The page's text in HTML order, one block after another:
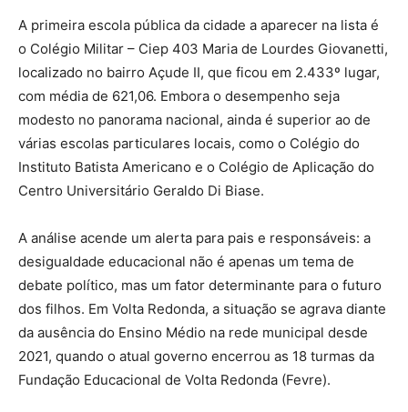
A primeira escola pública da cidade a aparecer na lista é
o Colégio Militar – Ciep 403 Maria de Lourdes Giovanetti,
localizado no bairro Açude II, que ficou em 2.433º lugar,
com média de 621,06. Embora o desempenho seja
modesto no panorama nacional, ainda é superior ao de
várias escolas particulares locais, como o Colégio do
Instituto Batista Americano e o Colégio de Aplicação do
Centro Universitário Geraldo Di Biase.
A análise acende um alerta para pais e responsáveis: a
desigualdade educacional não é apenas um tema de
debate político, mas um fator determinante para o futuro
dos filhos. Em Volta Redonda, a situação se agrava diante
da ausência do Ensino Médio na rede municipal desde
2021, quando o atual governo encerrou as 18 turmas da
Fundação Educacional de Volta Redonda (Fevre).